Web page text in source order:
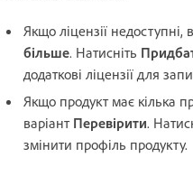
Якщо ліцензії недоступні,
більше. Натисніть
додаткові ліцензії для
Якщо продукт має кілька
варіант Перевірити.
змінити профіль продукту.